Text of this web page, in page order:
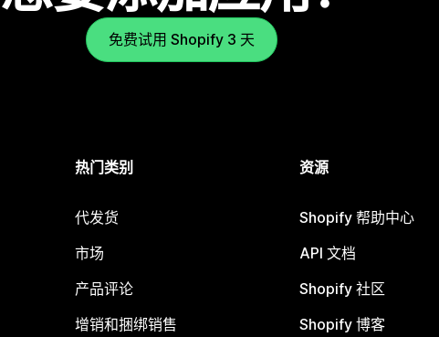
免费试用 Shopify 3 天
热门类别
代发货
市场
产品评论
增销和捆绑销售
资源
Shopify 帮助中心
API 文档
Shopify 社区
Shopify 博客